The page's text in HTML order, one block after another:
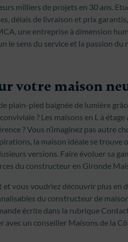
milliers de projets en 30 ans.
délais de livraison et prix
une entreprise à dimension
le sens du service et la passion du
votre maison
plain-pied baignée de lumière
? Les maisons en L à étage
? Vous n’imaginez pas autre
la maison idéale se trouve
versions. Faire évoluer sa
du constructeur en Gironde
vous voudriez découvrir plus en
du constructeur de
écrite dans la rubrique
avec un conseiller Maisons de la